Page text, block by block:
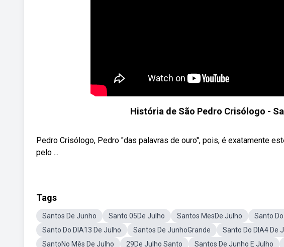
História de São Pedro Crisólogo -
Pedro Crisólogo, Pedro "das palavras de ouro", pois, é exatamente
pelo ...
Tags
Santos De Junho Santo 05De Julho Santos MesDe Julho Santo
Santo Do DIA13 De Julho
Santos De JunhoGrande Santo Do DIA4 De
SantoNo Mês De Julho
29De Julho Santo Santos De Junho E Julho